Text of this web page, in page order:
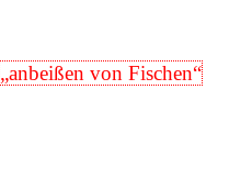
„anbeißen von Fischen“